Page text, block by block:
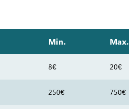
Min. Max.
8€ 20€
250€ 750€